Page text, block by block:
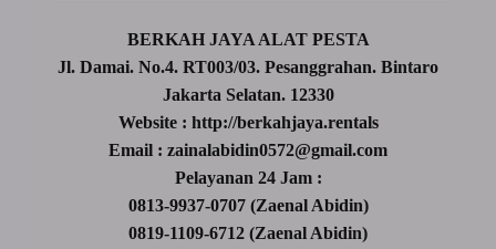
BERKAH JAYA ALAT PESTA
Jl. Damai. No.4. RT003/03. Pesanggrahan. Bintaro
Jakarta Selatan. 12330
Website : http://berkahjaya.rentals
Email : zainalabidin0572@gmail.com
Pelayanan 24 Jam :
0813-9937-0707 (Zaenal Abidin)
0819-1109-6712 (Zaenal Abidin)